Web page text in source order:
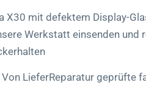
X30 mit defektem Display-
Werkstatt einsenden und
Von LieferReparatur geprüfte